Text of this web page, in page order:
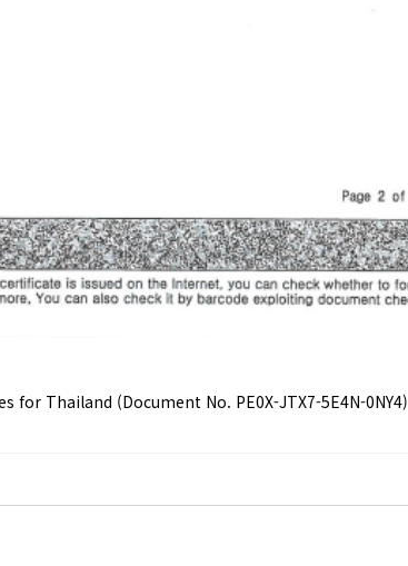
for Thailand (Document No. PE0X-JTX7-5E4N-0NY4)